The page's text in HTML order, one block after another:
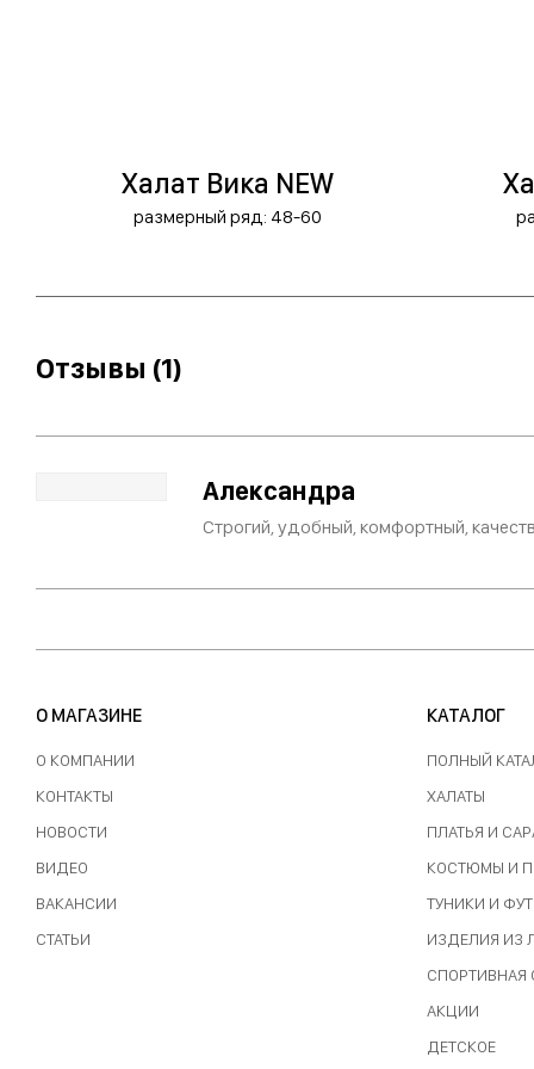
Халат Вика NEW
размерный ряд: 48-60
Отзывы (1)
Александра
Строгий, удобный, комфортный,
О МАГАЗИНЕ
О КОМПАНИИ
КОНТАКТЫ
НОВОСТИ
ВИДЕО
ВАКАНСИИ
СТАТЬИ
КАТАЛОГ
ПОЛНЫЙ
ХАЛАТЫ
ПЛАТЬЯ И
КОСТЮМЫ И
ТУНИКИ И
ИЗДЕЛИЯ ИЗ
АКЦИИ
ДЕТСКОЕ